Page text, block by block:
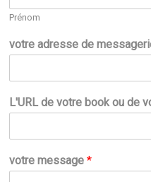
Prénom
votre adresse de
L'URL de votre book ou de
votre message*